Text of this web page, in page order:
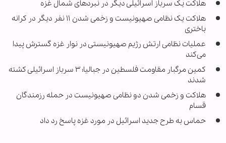
هلاکت یک سرباز اسرائیلی دیگر در نبردهای شمال غزه
هلاکت یک نظامی صهیونیست و زخمی شدن ۱۱ نفر دیگر در کرانه
باختری
عملیات نظامی ارتش رژیم صهیونیستی در نوار غزه گسترش پیدا
می‌کند
کمین مرگبار مقاومت فلسطین در جبالیا؛ ۳ سرباز اسرائیلی کشته
شدند
هلاکت و زخمی شدن دو نظامی صهیونیست در حمله رزمندگان
قسام
حماس به طرح جدید اسرائیل در مورد غزه پاسخ رد داد